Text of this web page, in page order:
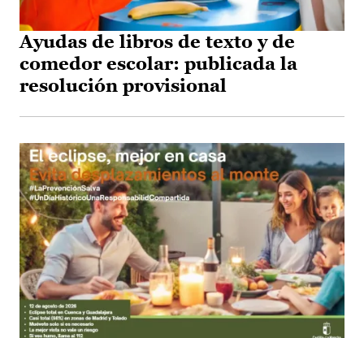
Ayudas de libros de texto y de
comedor escolar: publicada la
resolución provisional